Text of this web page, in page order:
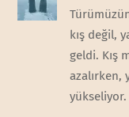
kış değil,
geldi. Kış
azalırken,
yükseliyor.